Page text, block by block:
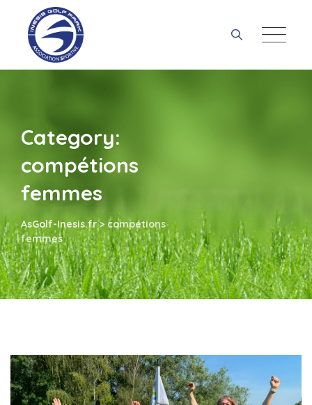
content
Category:
compétions
femmes
AsGolf-Inesis.fr>compétions
femmes